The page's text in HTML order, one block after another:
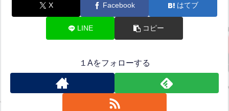
X Facebook はてブ
LINE コピー
１Aをフォローする